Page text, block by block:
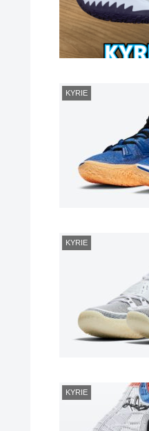
KYRIE
KYRIE
KYRIE